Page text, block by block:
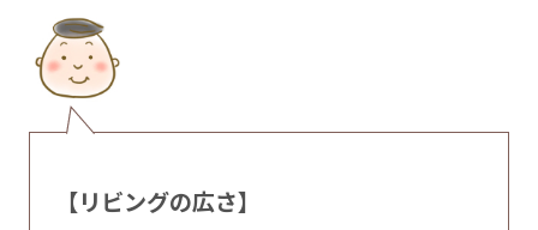
【リビングの広さ】